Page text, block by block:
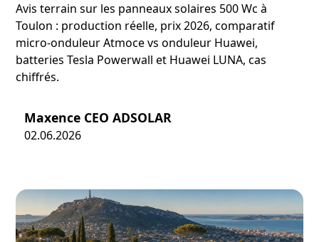
Avis terrain sur les panneaux solaires 500 Wc à
Toulon : production réelle, prix 2026, comparatif
micro-onduleur Atmoce vs onduleur Huawei,
batteries Tesla Powerwall et Huawei LUNA, cas
chiffrés.
Maxence CEO ADSOLAR
02.06.2026